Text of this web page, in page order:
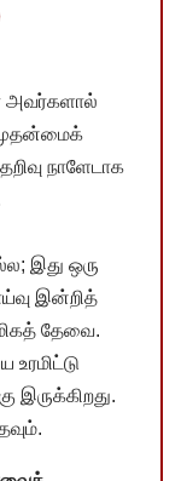
அவர்களால்
நாளேடாக
இது ஒரு
இன்றித்
தேவை.